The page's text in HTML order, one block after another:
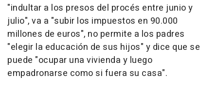
"indultar a los presos del procés entre junio y
julio", va a "subir los impuestos en 90.000
millones de euros", no permite a los padres
"elegir la educación de sus hijos" y dice que se
puede "ocupar una vivienda y luego
empadronarse como si fuera su casa".